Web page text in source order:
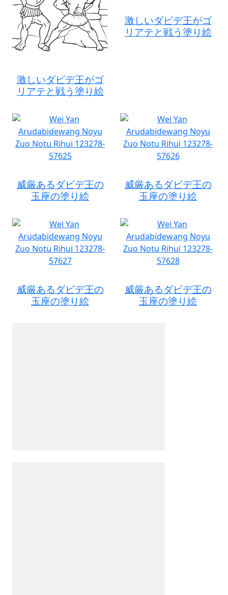
激しいダビデ王がゴ
リアテと戦う塗り絵
激しいダビデ王がゴ
リアテと戦う塗り絵
威厳あるダビデ王の
玉座の塗り絵
威厳あるダビデ王の
玉座の塗り絵
威厳あるダビデ王の
玉座の塗り絵
威厳あるダビデ王の
玉座の塗り絵